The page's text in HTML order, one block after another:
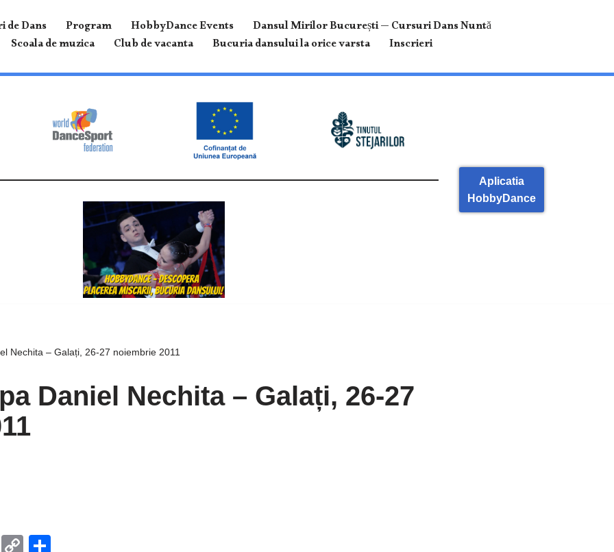
de Dans Program HobbyDance Events
Dansul Mirilor București — Cursuri Dans Nuntă
Scoala de muzica Club de vacanta Bucuria dansului la orice varsta Inscrieri
Aplicatia
HobbyDance
Nechita – Galați, 26-27 noiembrie 2011
Daniel Nechita – Galați, 26-27
T
C